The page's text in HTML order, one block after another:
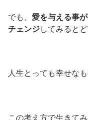
でも、 愛を与える事
チェンジしてみると
人生とっても幸せな
この考え方で生きて